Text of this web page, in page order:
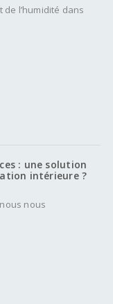
l’humidité dans
: une solution
intérieure ?
nous